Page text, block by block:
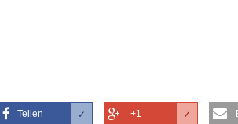
Teilen ✓ +1 ✓